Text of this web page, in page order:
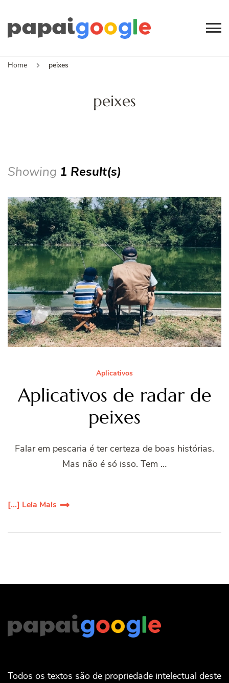
Home
peixes
peixes
Showing 1 Result(s)
Aplicativos
Aplicativos de radar de
peixes
Falar em pescaria é ter certeza de boas histórias.
Mas não é só isso. Tem …
[...] Leia Mais
Todos os textos são de propriedade intelectual deste